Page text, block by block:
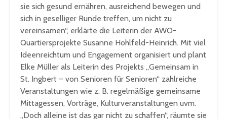
sie sich gesund ernähren, ausreichend bewegen und
sich in geselliger Runde treffen, um nicht zu
vereinsamen“, erklärte die Leiterin der AWO-
Quartiersprojekte Susanne Hohlfeld-Heinrich. Mit viel
Ideenreichtum und Engagement organisiert und plant
Elke Müller als Leiterin des Projekts „Gemeinsam in
St. Ingbert – von Senioren für Senioren“ zahlreiche
Veranstaltungen wie z. B. regelmäßige gemeinsame
Mittagessen, Vorträge, Kulturveranstaltungen uvm.
„Doch alleine ist das gar nicht zu schaffen“, räumte sie